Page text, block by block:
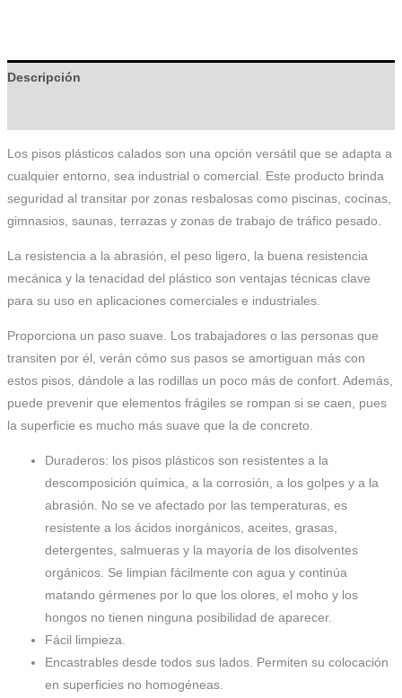
Descripción
Los pisos plásticos calados son una opción versátil que se adapta a
cualquier entorno, sea industrial o comercial. Este producto brinda
seguridad al transitar por zonas resbalosas como piscinas, cocinas,
gimnasios, saunas, terrazas y zonas de trabajo de tráfico pesado.
La resistencia a la abrasión, el peso ligero, la buena resistencia
mecánica y la tenacidad del plástico son ventajas técnicas clave
para su uso en aplicaciones comerciales e industriales.
Proporciona un paso suave. Los trabajadores o las personas que
transiten por él, verán cómo sus pasos se amortiguan más con
estos pisos, dándole a las rodillas un poco más de confort. Además,
puede prevenir que elementos frágiles se rompan si se caen, pues
la superficie es mucho más suave que la de concreto.
Duraderos: los pisos plásticos son resistentes a la
descomposición química, a la corrosión, a los golpes y a la
abrasión. No se ve afectado por las temperaturas, es
resistente a los ácidos inorgánicos, aceites, grasas,
detergentes, salmueras y la mayoría de los disolventes
orgánicos. Se limpian fácilmente con agua y continúa
matando gérmenes por lo que los olores, el moho y los
hongos no tienen ninguna posibilidad de aparecer.
Fácil limpieza.
Encastrables desde todos sus lados. Permiten su colocación
en superficies no homogéneas.